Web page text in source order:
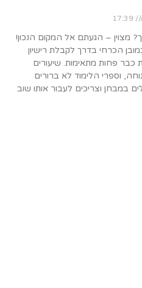
מצוין – הגעתם אל המקום הנכון!
הכרחי בדרך לקבלת רישיון
כבר פחות מתאימות. שיעורים
וספרי הלימוד לא ברורים
במבחן וצריכים לעבור אותו שוב